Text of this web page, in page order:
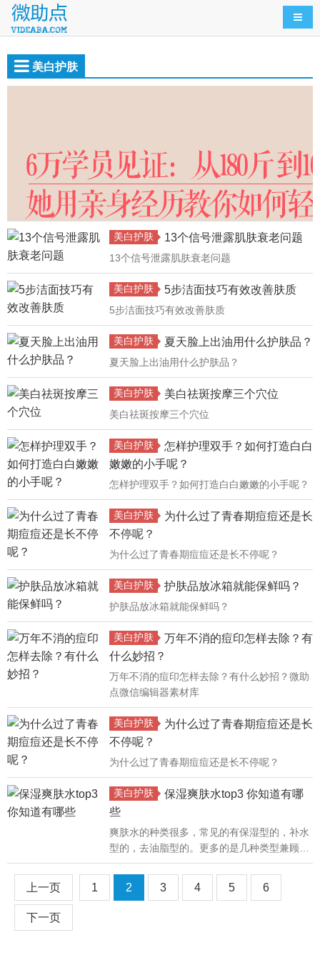
导航
美白护肤
美白护肤 13个信号泄露肌肤衰老问题
13个信号泄露肌肤衰老问题
美白护肤 5步洁面技巧有效改善肤质
5步洁面技巧有效改善肤质
美白护肤 夏天脸上出油用什么护肤品？
夏天脸上出油用什么护肤品？
美白护肤 美白祛斑按摩三个穴位
美白祛斑按摩三个穴位
美白护肤
怎样护理双手？如何打造白白
嫩嫩的小手呢？
怎样护理双手？如何打造白白嫩嫩的小手呢？
美白护肤
为什么过了青春期痘痘还是长
不停呢？
为什么过了青春期痘痘还是长不停呢？
美白护肤 护肤品放冰箱就能保鲜吗？
护肤品放冰箱就能保鲜吗？
美白护肤
万年不消的痘印怎样去除？有
什么妙招？
万年不消的痘印怎样去除？有什么妙招？微助
点微信编辑器素材库
美白护肤
为什么过了青春期痘痘还是长
不停呢？
为什么过了青春期痘痘还是长不停呢？
美白护肤
保湿爽肤水top3 你知道有哪
些
爽肤水的种类很多，常见的有保湿型的，补水
型的，去油脂型的。更多的是几种类型兼顾的
综合型的。而保湿型的在市面上是相当于流行
肤的补水，也适合干性皮肤的保湿......
上一页 1 2 3 4 5 6
下一页